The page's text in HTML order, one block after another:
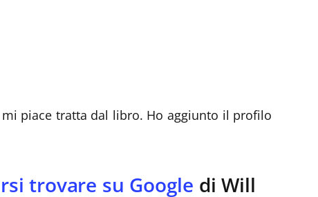
piace tratta dal libro. Ho aggiunto il profilo
trovare su Google di Will